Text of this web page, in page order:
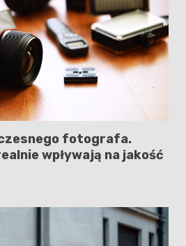
fotografa.
wpływają na jakość